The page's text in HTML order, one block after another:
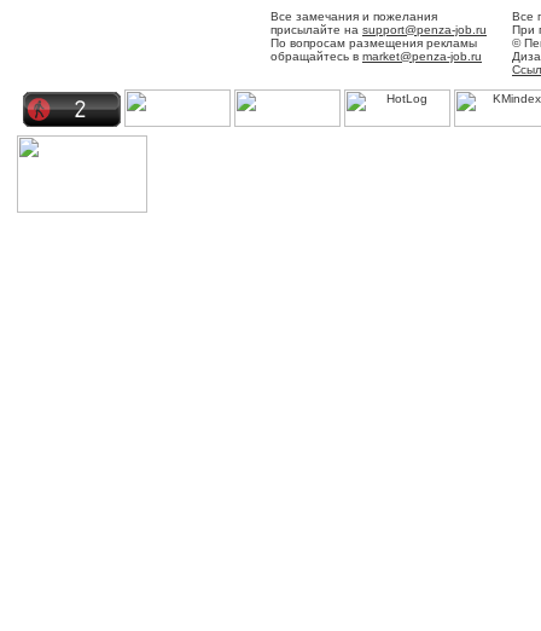
Все замечания и пожелания
присылайте на support@penza-job.ru
По вопросам размещения рекламы
обращайтесь в market@penza-job.ru
Все
При
©